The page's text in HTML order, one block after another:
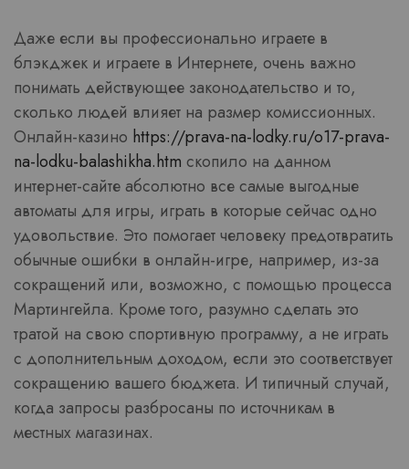
Даже если вы профессионально играете в
блэкджек и играете в Интернете, очень важно
понимать действующее законодательство и то,
сколько людей влияет на размер комиссионных.
Онлайн-казино https://prava-na-lodky.ru/o17-prava-
na-lodku-balashikha.htm скопило на данном
интернет-сайте абсолютно все самые выгодные
автоматы для игры, играть в которые сейчас одно
удовольствие. Это помогает человеку предотвратить
обычные ошибки в онлайн-игре, например, из-за
сокращений или, возможно, с помощью процесса
Мартингейла. Кроме того, разумно сделать это
тратой на свою спортивную программу, а не играть
с дополнительным доходом, если это соответствует
сокращению вашего бюджета. И типичный случай,
когда запросы разбросаны по источникам в
местных магазинах.